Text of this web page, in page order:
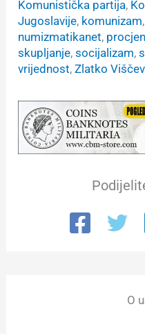
Komunistička partija,
Jugoslavije, komunizam,
numizmatikanet,
skupljanje, socijalizam,
vrijednost, Zlatko
O